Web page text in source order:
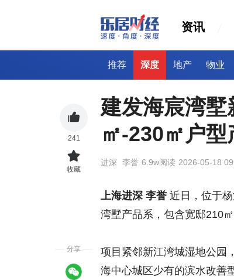
资讯
推荐 深度 地产 物业
建发海宸湾
㎡-230㎡户型
进深 李誉 6.9w阅读 2026-05-18
上海进深 李誉 近日，位于
湾墅产品系，包含宽邸210
项目紧邻新江湾城湿地公园
海中心城区少有的滨水改善
241
收藏
分享